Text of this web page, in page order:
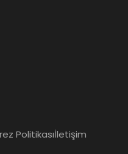
Politikasıİletişim